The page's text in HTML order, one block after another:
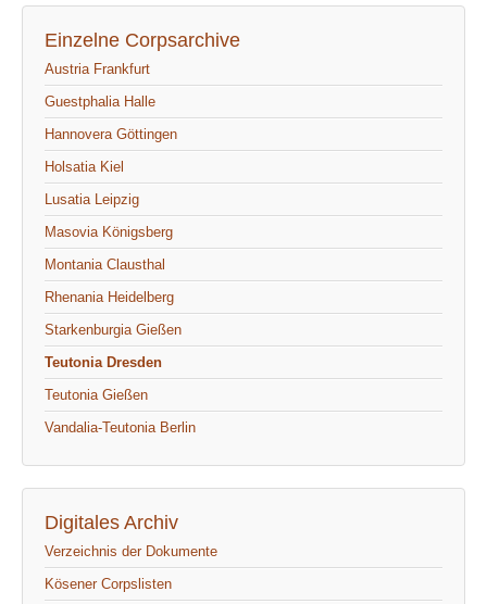
Einzelne Corpsarchive
Austria Frankfurt
Guestphalia Halle
Hannovera Göttingen
Holsatia Kiel
Lusatia Leipzig
Masovia Königsberg
Montania Clausthal
Rhenania Heidelberg
Starkenburgia Gießen
Teutonia Dresden
Teutonia Gießen
Vandalia-Teutonia Berlin
Digitales Archiv
Verzeichnis der Dokumente
Kösener Corpslisten